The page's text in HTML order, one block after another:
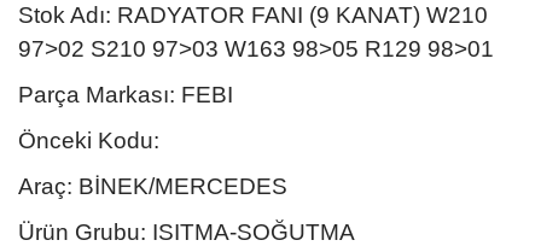
Stok Adı: RADYATOR FANI (9 KANAT) W210
97>02 S210 97>03 W163 98>05 R129 98>01
Parça Markası: FEBI
Önceki Kodu:
Araç: BİNEK/MERCEDES
Ürün Grubu: ISITMA-SOĞUTMA